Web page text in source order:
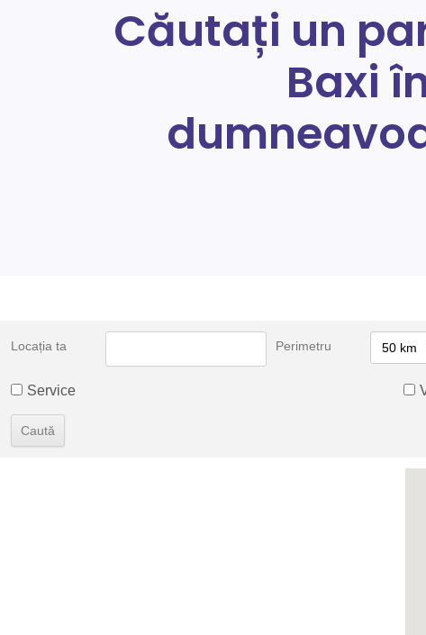
Căutați un
Baxi
Locația ta Perimetru 50 km
Service